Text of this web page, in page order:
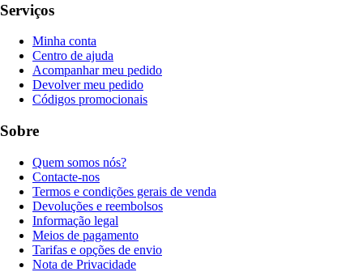
Serviços
Minha conta
Centro de ajuda
Acompanhar meu pedido
Devolver meu pedido
Códigos promocionais
Sobre
Quem somos nós?
Contacte-nos
Termos e condições gerais de venda
Devoluções e reembolsos
Informação legal
Meios de pagamento
Tarifas e opções de envio
Nota de Privacidade